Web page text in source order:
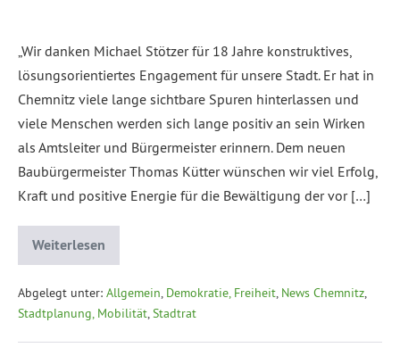
„Wir danken Michael Stötzer für 18 Jahre konstruktives,
lösungsorientiertes Engagement für unsere Stadt. Er hat in
Chemnitz viele lange sichtbare Spuren hinterlassen und
viele Menschen werden sich lange positiv an sein Wirken
als Amtsleiter und Bürgermeister erinnern. Dem neuen
Baubürgermeister Thomas Kütter wünschen wir viel Erfolg,
Kraft und positive Energie für die Bewältigung der vor […]
Weiterlesen
Abgelegt unter: Allgemein, Demokratie, Freiheit, News Chemnitz,
Stadtplanung, Mobilität,Stadtrat